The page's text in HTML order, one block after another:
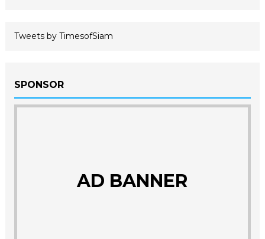
Tweets by TimesofSiam
SPONSOR
AD BANNER